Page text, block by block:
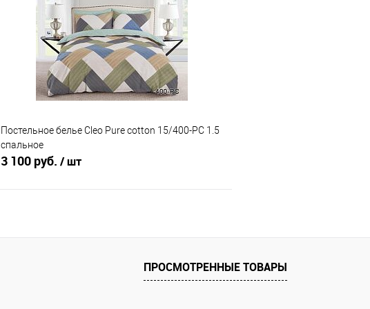
Купить в 1 клик
Сравнение
В избранное
В наличии
Постельное белье Cleo Pure cotton 15/400-PC 1.5
спальное
3 100 руб. / шт
ПРОСМОТРЕННЫЕ ТОВАРЫ